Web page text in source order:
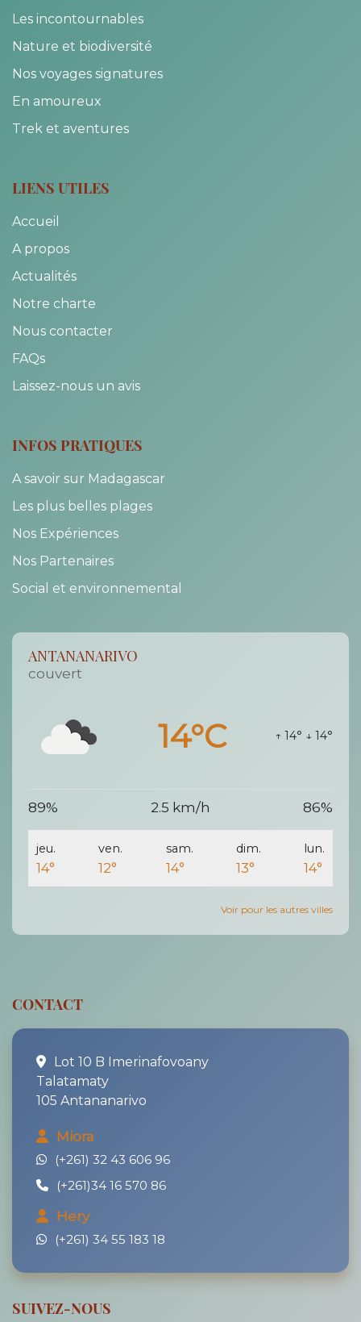
Les incontournables
Nature et biodiversité
Nos voyages signatures
En amoureux
Trek et aventures
LIENS UTILES
Accueil
A propos
Actualités
Notre charte
Nous contacter
FAQs
Laissez-nous un avis
INFOS PRATIQUES
A savoir sur Madagascar
Les plus belles plages
Nos Expériences
Nos Partenaires
Social et environnemental
ANTANANARIVO
couvert
14°C ↑ 14° ↓ 14°
89% 2.5 km/h 86%
jeu.
14°
ven.
12°
sam.
14°
dim.
13°
lun.
14°
Voir pour les autres villes
CONTACT
Lot 10 B Imerinafovoany
Talatamaty
105 Antananarivo
Miora
(+261) 32 43 606 96
(+261)34 16 570 86
Hery
(+261) 34 55 183 18
SUIVEZ-NOUS